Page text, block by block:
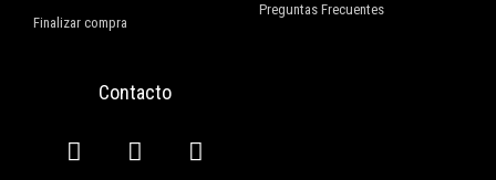
Finalizar compra
Preguntas Frecuentes
Contacto
F
a
I
n
W
h
E
n